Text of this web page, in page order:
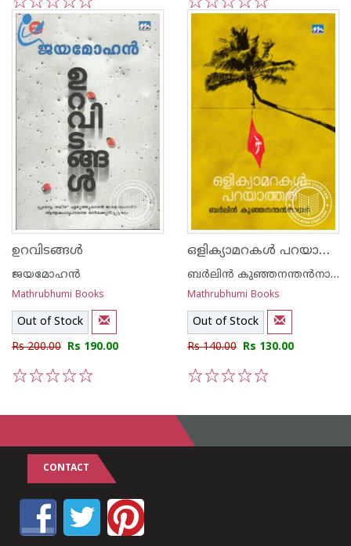
5
4
3
2
1 5
4
3
2
1
ഉറവിടങ്ങള്‍
ജയമോഹന്‍
Mathrubhumi Books
Out of Stock
Rs 200.00 Rs 190.00
ഒളിക്യാമറകള്‍ പറയാത്തത്‌
ബര്‍ലിന്‍ കുഞ്ഞനന്തന്‍നായര്‍
Mathrubhumi Books
Out of Stock
Rs 140.00 Rs 130.00
CONTACT